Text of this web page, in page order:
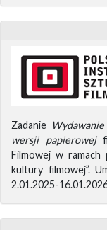
Zadanie
wersji papierowej
Filmowej w ramach
kultury filmowej”.
2.01.2025-